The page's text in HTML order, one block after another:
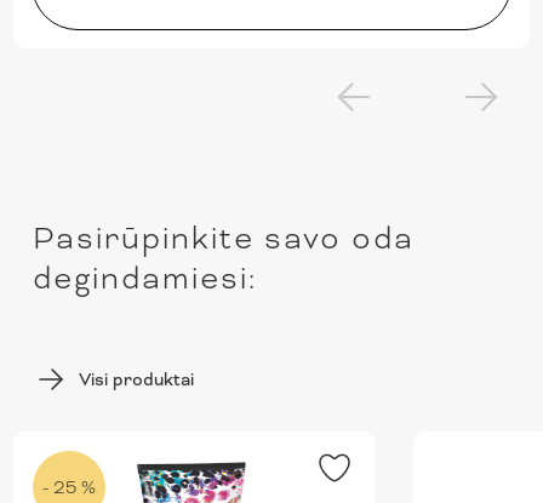
Pasirūpinkite savo oda
degindamiesi:
Visi produktai
- 25 %